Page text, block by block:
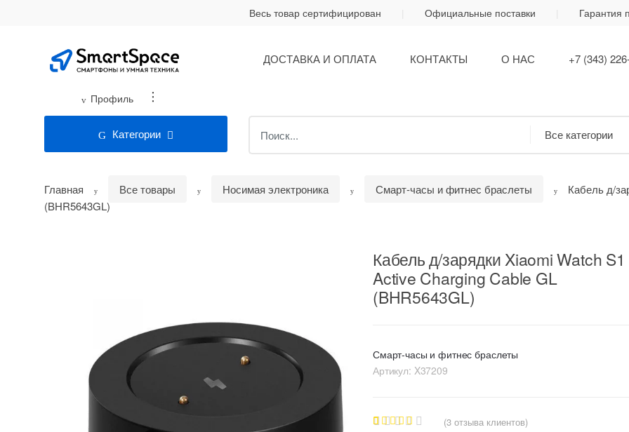
Весь товар сертифицирован Официальные поставки Гарантия
ДОСТАВКА И ОПЛАТА КОНТАКТЫ О НАС +7 (343)
Профиль ...
Категории
Search
for:
Главная Все товары Носимая электроника Смарт-часы и фитнес браслеты
Кабель д/
(BHR5643GL)
Кабель д/зарядки Xiaomi Watch S1
Active Charging Cable GL
(BHR5643GL)
Смарт-часы и фитнес браслеты
Артикул: X37209
(3 отзыва клиентов)